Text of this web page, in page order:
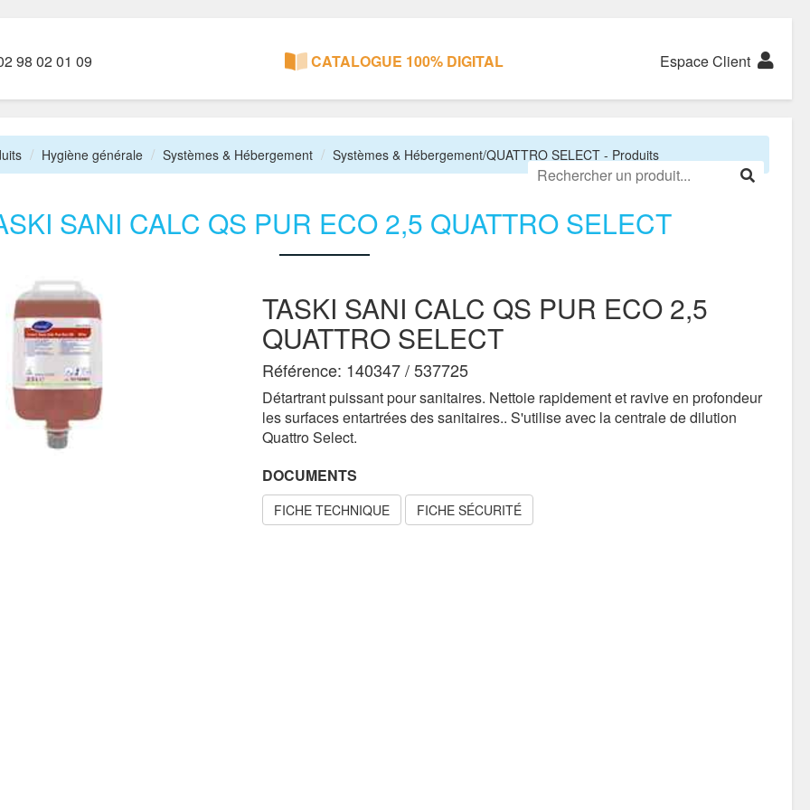
98 02 01 09 CATALOGUE 100% DIGITAL Espace Client
Hygiène générale Systèmes & Hébergement Systèmes & Hébergement/QUATTRO SELECT - Produits
SANI CALC QS PUR ECO 2,5 QUATTRO SELECT
TASKI SANI CALC QS PUR ECO 2,5
QUATTRO SELECT
Référence: 140347 / 537725
Détartrant puissant pour sanitaires. Nettoie rapidement et ravive en profondeur
les surfaces entartrées des sanitaires.. S'utilise avec la centrale de dilution
Quattro Select.
DOCUMENTS
FICHE TECHNIQUE FICHE SÉCURITÉ